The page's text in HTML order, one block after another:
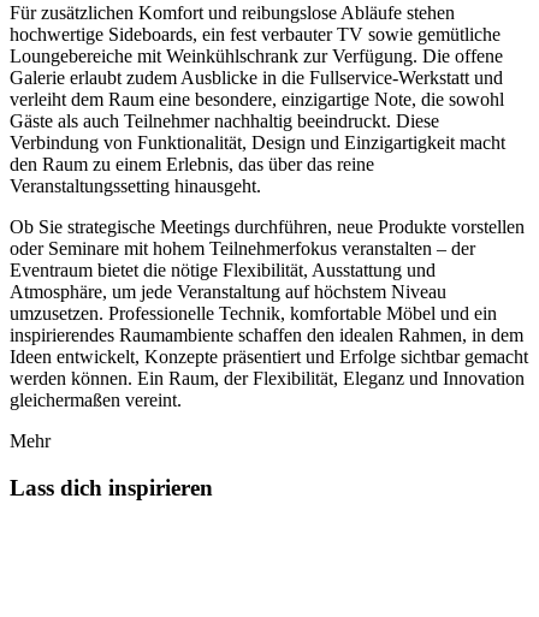
Für zusätzlichen Komfort und reibungslose Abläufe stehen
hochwertige Sideboards, ein fest verbauter TV sowie gemütliche
Loungebereiche mit Weinkühlschrank zur Verfügung. Die offene
Galerie erlaubt zudem Ausblicke in die Fullservice-Werkstatt und
verleiht dem Raum eine besondere, einzigartige Note, die sowohl
Gäste als auch Teilnehmer nachhaltig beeindruckt. Diese
Verbindung von Funktionalität, Design und Einzigartigkeit macht
den Raum zu einem Erlebnis, das über das reine
Veranstaltungssetting hinausgeht.
Ob Sie strategische Meetings durchführen, neue Produkte vorstellen
oder Seminare mit hohem Teilnehmerfokus veranstalten – der
Eventraum bietet die nötige Flexibilität, Ausstattung und
Atmosphäre, um jede Veranstaltung auf höchstem Niveau
umzusetzen. Professionelle Technik, komfortable Möbel und ein
inspirierendes Raumambiente schaffen den idealen Rahmen, in dem
Ideen entwickelt, Konzepte präsentiert und Erfolge sichtbar gemacht
werden können. Ein Raum, der Flexibilität, Eleganz und Innovation
gleichermaßen vereint.
Mehr
Lass dich inspirieren